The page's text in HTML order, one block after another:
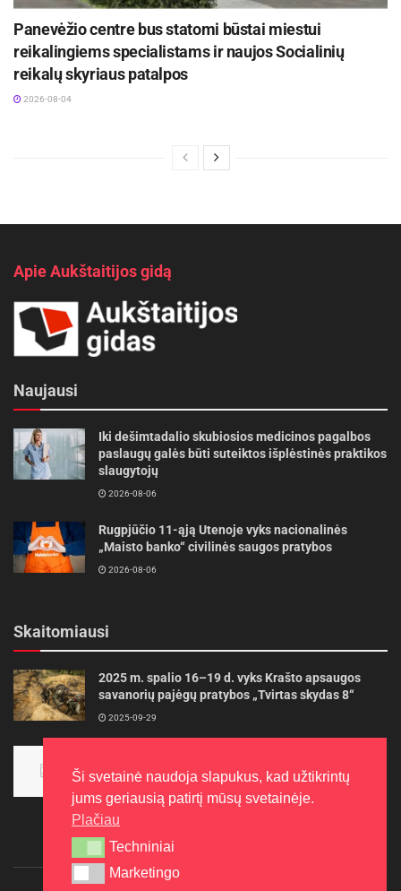
Panevėžio centre bus statomi būstai miestui
reikalingiems specialistams ir naujos Socialinių
reikalų skyriaus patalpos
2026-08-04
Apie Aukštaitijos gidą
Naujausi
Iki dešimtadalio skubiosios medicinos pagalbos
paslaugų galės būti suteiktos išplėstinės praktikos
slaugytojų
2026-08-06
Rugpjūčio 11-ąją Utenoje vyks nacionalinės
„Maisto banko“ civilinės saugos pratybos
2026-08-06
Skaitomiausi
2025 m. spalio 16–19 d. vyks Krašto apsaugos
savanorių pajėgų pratybos „Tvirtas skydas 8“
2025-09-29
aukso
2015-10-30
Ši svetainė naudoja slapukus, kad užtikrintų
jums geriausią patirtį mūsų svetainėje.
Plačiau
Techniniai
Techniniai
Marketingo
Marketingo